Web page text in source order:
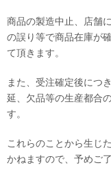
商品の製造中止、店舗
の誤り等で商品在庫が
て頂きます。
また、受注確定後につ
延、欠品等の生産都合
す。
これらのことから生じ
かねますので、予めご